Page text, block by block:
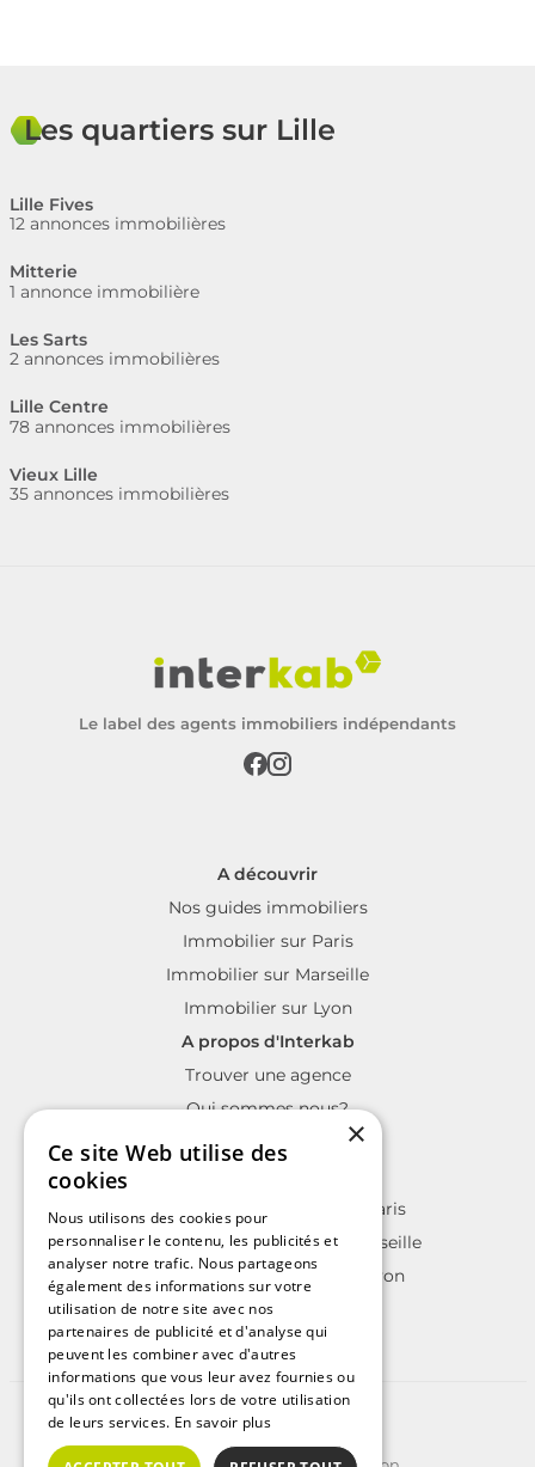
Les quartiers sur Lille
Lille Fives
12 annonces immobilières
Mitterie
1 annonce immobilière
Les Sarts
2 annonces immobilières
Lille Centre
78 annonces immobilières
Vieux Lille
35 annonces immobilières
Le label des agents immobiliers indépendants
A découvrir
Nos guides immobiliers
Immobilier sur Paris
Immobilier sur Marseille
Immobilier sur Lyon
A propos d'Interkab
Trouver une agence
Qui sommes nous?
La charte Interkab
Annonces immobilières sur Paris
Annonces immobilières sur Marseille
Annonces immobilières sur Lyon
©2025 | Tous droits réservés
Plan du site
×
Ce site Web utilise des
cookies
Nous utilisons des cookies pour
personnaliser le contenu, les publicités et
analyser notre trafic. Nous partageons
également des informations sur votre
utilisation de notre site avec nos
partenaires de publicité et d'analyse qui
peuvent les combiner avec d'autres
informations que vous leur avez fournies ou
qu'ils ont collectées lors de votre utilisation
de leurs services. En savoir plus